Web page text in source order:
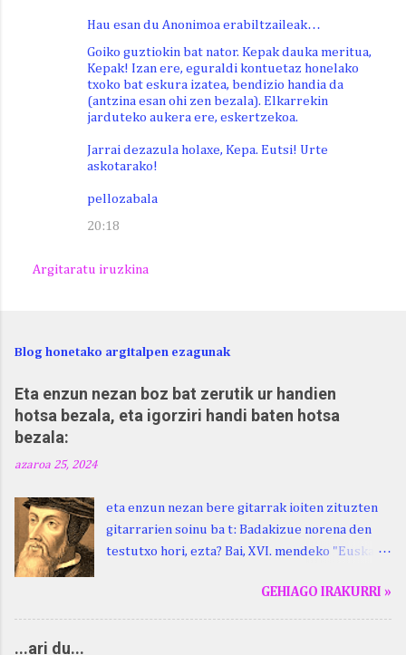
Hau esan du Anonimoa erabiltzaileak…
Goiko guztiokin bat nator. Kepak dauka meritua,
Kepak! Izan ere, eguraldi kontuetaz honelako
txoko bat eskura izatea, bendizio handia da
(antzina esan ohi zen bezala). Elkarrekin
jarduteko aukera ere, eskertzekoa.
Jarrai dezazula holaxe, Kepa. Eutsi! Urte
askotarako!
pellozabala
20:18
Argitaratu iruzkina
Blog honetako argitalpen ezagunak
Eta enzun nezan boz bat zerutik ur handien
hotsa bezala, eta igorziri handi baten hotsa
bezala:
azaroa 25, 2024
eta enzun nezan bere gitarrak ioiten zituzten
gitarrarien soinu ba t: Badakizue norena den
testutxo hori, ezta? Bai, XVI. mendeko "Euskara
justuri...) hitza berari ikasi genion aspaldixe.
Kontua da, beraren sorterrian, Beskoizen,
GEHIAGO IRAKURRI »
...ari du...